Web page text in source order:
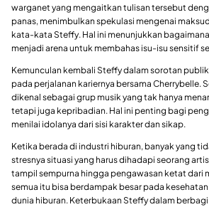
warganet yang mengaitkan tulisan tersebut
panas, menimbulkan spekulasi mengenai
kata-kata Steffy. Hal ini menunjukkan
menjadi arena untuk membahas isu-isu sensitif
Kemunculan kembali Steffy dalam sorotan
pada perjalanan kariernya bersama Cherrybelle.
dikenal sebagai grup musik yang tak hanya
tetapi juga kepribadian. Hal ini penting bagi
menilai idolanya dari sisi karakter dan sikap.
Ketika berada di industri hiburan, banyak yang
stresnya situasi yang harus dihadapi seorang
tampil sempurna hingga pengawasan ketat dari
semua itu bisa berdampak besar pada
dunia hiburan. Keterbukaan Steffy dalam